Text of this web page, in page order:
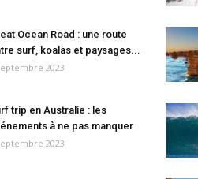
Ocean Road : une route
surf, koalas et paysages...
2023
trip en Australie : les
à ne pas manquer
2023